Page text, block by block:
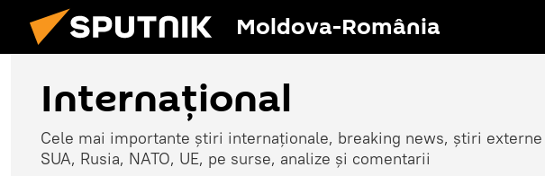
Moldova-România
Internaţional
Cele mai importante știri internaționale, breaking news, știri externe
SUA, Rusia, NATO, UE, pe surse, analize și comentarii